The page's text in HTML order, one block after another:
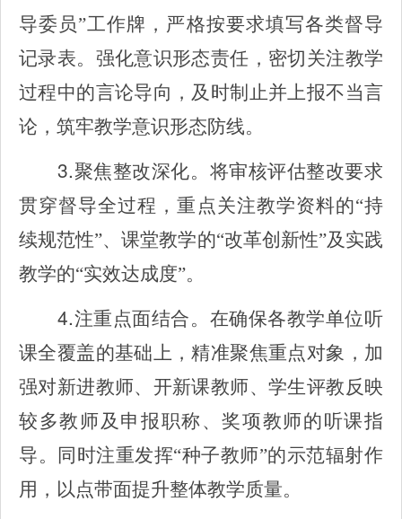
导委员”工作牌，严格按要求填写各类督导
记录表。强化意识形态责任，密切关注教学
过程中的言论导向，及时制止并上报不当言
论，筑牢教学意识形态防线。
3.聚焦整改深化。将审核评估整改要求
贯穿督导全过程，重点关注教学资料的“持
续规范性”、课堂教学的“改革创新性”及实践
教学的“实效达成度”。
4.注重点面结合。在确保各教学单位听
课全覆盖的基础上，精准聚焦重点对象，加
强对新进教师、开新课教师、学生评教反映
较多教师及申报职称、奖项教师的听课指
导。同时注重发挥“种子教师”的示范辐射作
用，以点带面提升整体教学质量。